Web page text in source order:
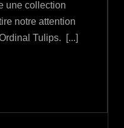
une collection
notre attention
Tulips. [...]